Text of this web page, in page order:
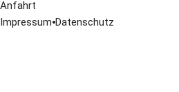
Mazda
Mercedes
Anfahrt
Impressum⦁Datenschutz